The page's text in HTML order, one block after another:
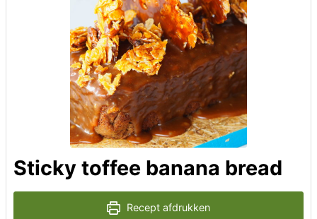
Sticky toffee banana bread
Recept afdrukken